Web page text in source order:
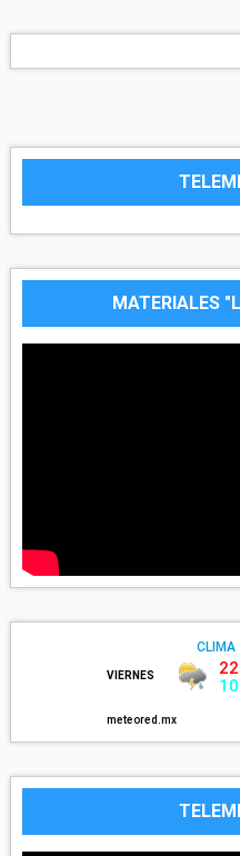
MATERIALES